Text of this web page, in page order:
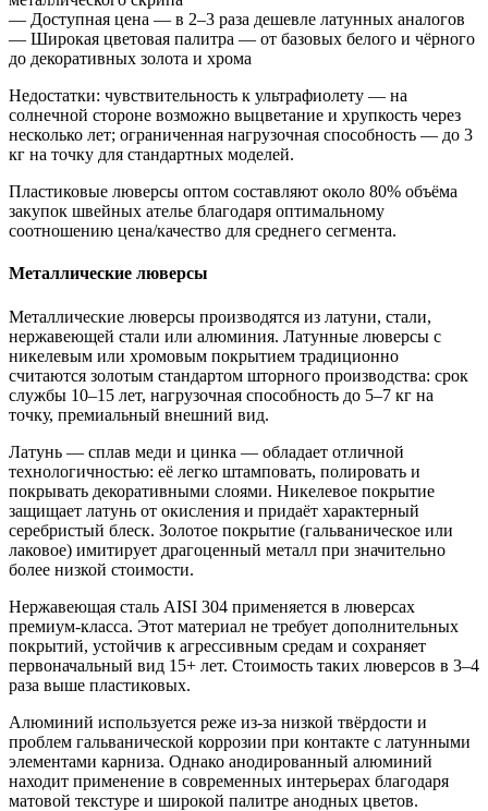
— Доступная цена — в 2–3 раза дешевле латунных аналогов
— Широкая цветовая палитра — от базовых белого и чёрного
до декоративных золота и хрома
Недостатки: чувствительность к ультрафиолету — на
солнечной стороне возможно выцветание и хрупкость через
несколько лет; ограниченная нагрузочная способность — до 3
кг на точку для стандартных моделей.
Пластиковые люверсы оптом составляют около 80% объёма
закупок швейных ателье благодаря оптимальному
соотношению цена/качество для среднего сегмента.
Металлические люверсы
Металлические люверсы производятся из латуни, стали,
нержавеющей стали или алюминия. Латунные люверсы с
никелевым или хромовым покрытием традиционно
считаются золотым стандартом шторного производства: срок
службы 10–15 лет, нагрузочная способность до 5–7 кг на
точку, премиальный внешний вид.
Латунь — сплав меди и цинка — обладает отличной
технологичностью: её легко штамповать, полировать и
покрывать декоративными слоями. Никелевое покрытие
защищает латунь от окисления и придаёт характерный
серебристый блеск. Золотое покрытие (гальваническое или
лаковое) имитирует драгоценный металл при значительно
более низкой стоимости.
Нержавеющая сталь AISI 304 применяется в люверсах
премиум-класса. Этот материал не требует дополнительных
покрытий, устойчив к агрессивным средам и сохраняет
первоначальный вид 15+ лет. Стоимость таких люверсов в 3–4
раза выше пластиковых.
Алюминий используется реже из-за низкой твёрдости и
проблем гальванической коррозии при контакте с латунными
элементами карниза. Однако анодированный алюминий
находит применение в современных интерьерах благодаря
матовой текстуре и широкой палитре анодных цветов.